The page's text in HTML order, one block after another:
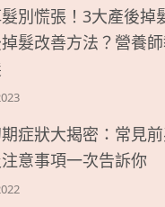
別慌張！3大產後掉
髮改善方法？營養
症狀大揭密：常見
意事項一次告訴你